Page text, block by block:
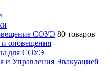
СОУЭ 80 товаров
оповещения
для СОУЭ
Управления Эвакуацией